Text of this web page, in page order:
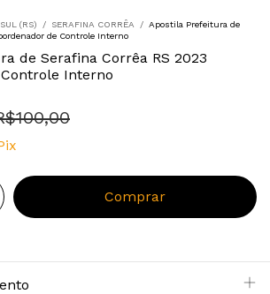
(RS) / SERAFINA CORRÊA / Apostila Prefeitura de
de Controle Interno
de Serafina Corrêa RS 2023
Interno